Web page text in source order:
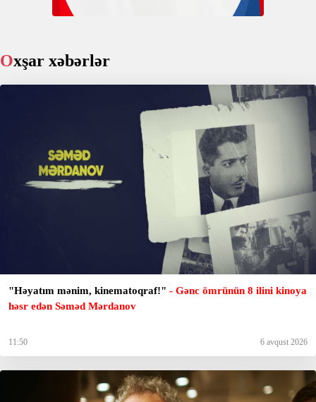
Oxşar xəbərlər
"Həyatım mənim, kinematoqraf!" - Gənc ömrünün 8 ilini kinoya
həsr edən Səməd Mərdanov
11:50 6 avqust 2026